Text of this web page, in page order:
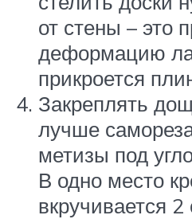
от стены – это
деформацию
прикроется
Закреплять
лучше
метизы под
В одно место
вкручивается 2